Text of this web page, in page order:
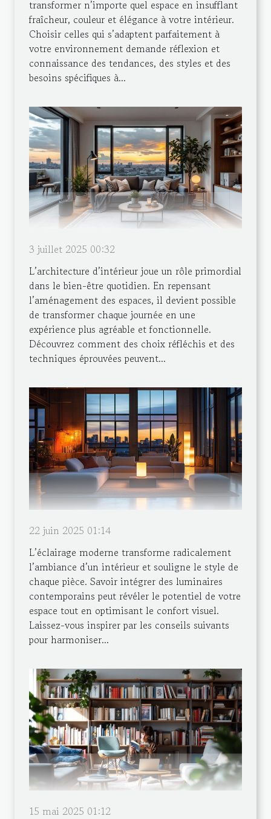
transformer n’importe quel espace en insufflant
fraîcheur, couleur et élégance à votre intérieur.
Choisir celles qui s’adaptent parfaitement à
votre environnement demande réflexion et
connaissance des tendances, des styles et des
besoins spécifiques à...
3 juillet 2025 00:32
L’architecture d’intérieur joue un rôle primordial
dans le bien-être quotidien. En repensant
l’aménagement des espaces, il devient possible
de transformer chaque journée en une
expérience plus agréable et fonctionnelle.
Découvrez comment des choix réfléchis et des
techniques éprouvées peuvent...
22 juin 2025 01:14
L’éclairage moderne transforme radicalement
l’ambiance d’un intérieur et souligne le style de
chaque pièce. Savoir intégrer des luminaires
contemporains peut révéler le potentiel de votre
espace tout en optimisant le confort visuel.
Laissez-vous inspirer par les conseils suivants
pour harmoniser...
15 mai 2025 01:12